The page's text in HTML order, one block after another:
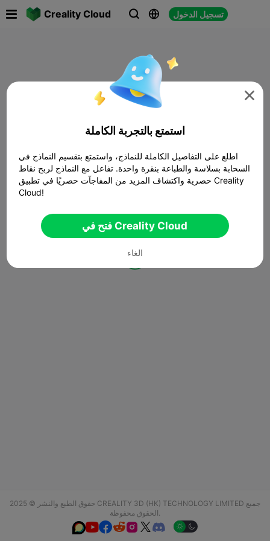
Creality Cloud   تسجيل الدخول
حقوق الطبع والنشر © 2025 CREALITY 3D (HK) TECHNOLOGY LIMITED جميع
الحقوق محفوظة.
  

استمتع بالتجربة الكاملة
اطلع على التفاصيل الكاملة للنماذج، واستمتع بتقسيم النماذج في
السحابة بسلاسة والطباعة بنقرة واحدة. تفاعل مع النماذج لربح نقاط
حصرية واكتشاف المزيد من المفاجآت حصريًا في تطبيق Creality
Cloud!
فتح في Creality Cloud
الغاء